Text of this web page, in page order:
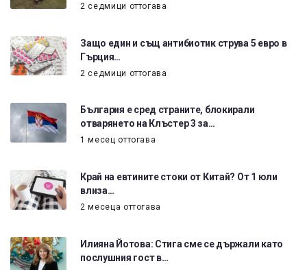
2 седмици оттогава
Защо един и същ антибиотик струва 5 евро в
Гърция…
2 седмици оттогава
България е сред страните, блокирали
отварянето на Клъстер 3 за…
1 месец оттогава
Край на евтините стоки от Китай? От 1 юли
влиза…
2 месеца оттогава
Илияна Йотова: Стига сме се държали като
послушния гост в…